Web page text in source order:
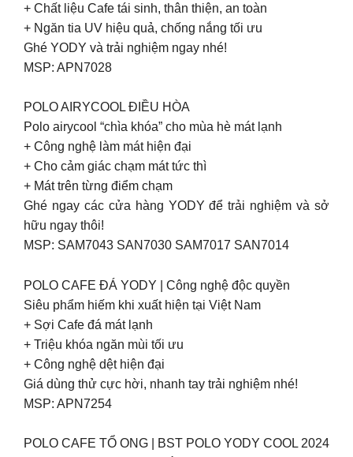
+ Chất liệu Cafe tái sinh, thân thiện, an toàn
+ Ngăn tia UV hiệu quả, chống nắng tối ưu
Ghé YODY và trải nghiệm ngay nhé!
MSP: APN7028
POLO AIRYCOOL ĐIỀU HÒA
Polo airycool “chìa khóa” cho mùa hè mát lạnh
+ Công nghệ làm mát hiện đại
+ Cho cảm giác chạm mát tức thì
+ Mát trên từng điểm chạm
Ghé ngay các cửa hàng YODY để trải nghiệm và sở
hữu ngay thôi!
MSP: SAM7043 SAN7030 SAM7017 SAN7014
POLO CAFE ĐÁ YODY | Công nghệ độc quyền
Siêu phẩm hiếm khi xuất hiện tại Việt Nam
+ Sợi Cafe đá mát lạnh
+ Triệu khóa ngăn mùi tối ưu
+ Công nghệ dệt hiện đại
Giá dùng thử cực hời, nhanh tay trải nghiệm nhé!
MSP: APN7254
POLO CAFE TỔ ONG | BST POLO YODY COOL 2024